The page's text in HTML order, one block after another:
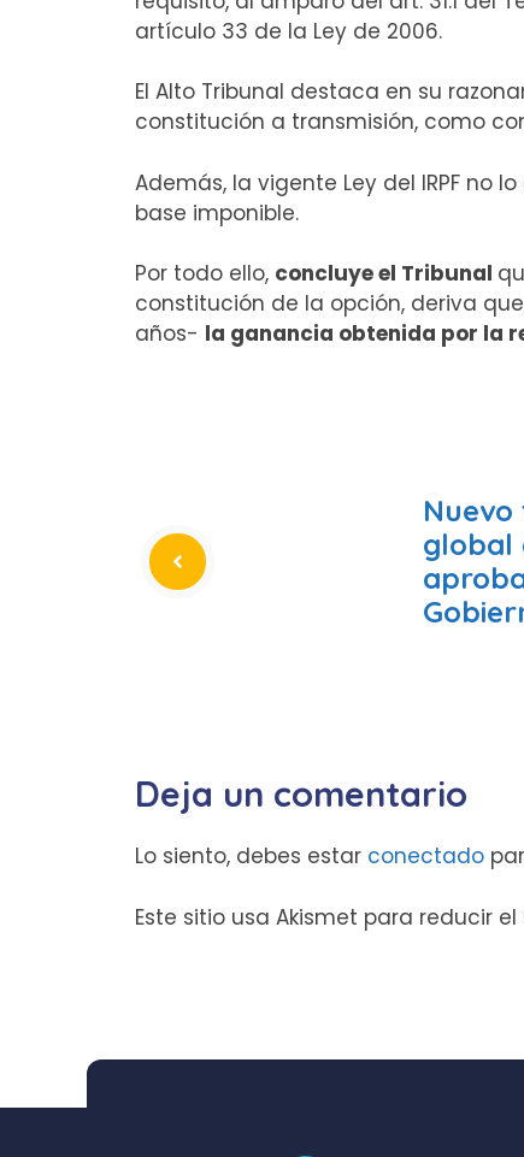
artículo 33 de la Ley de 2006.
El Alto Tribunal destaca en su
constitución a transmisión, como
Además, la vigente Ley del IRPF
base imponible.
Por todo ello, concluye el Tribunal
constitución de la opción, deriva
años- la ganancia obtenida por la
global
Deja un comentario
Lo siento, debes estar conectado
Este sitio usa Akismet para reducir el